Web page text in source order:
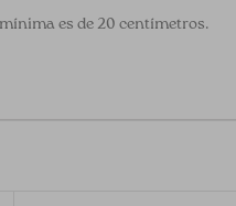
es de 20 centímetros.